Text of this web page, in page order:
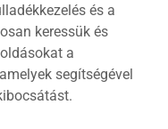
és a
keressük és
a
segítségével